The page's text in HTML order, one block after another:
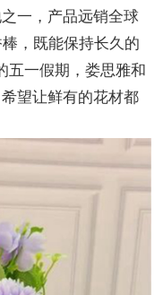
一，产品远销全球
，既能保持长久的
五一假期，娄思雅和
望让鲜有的花材都